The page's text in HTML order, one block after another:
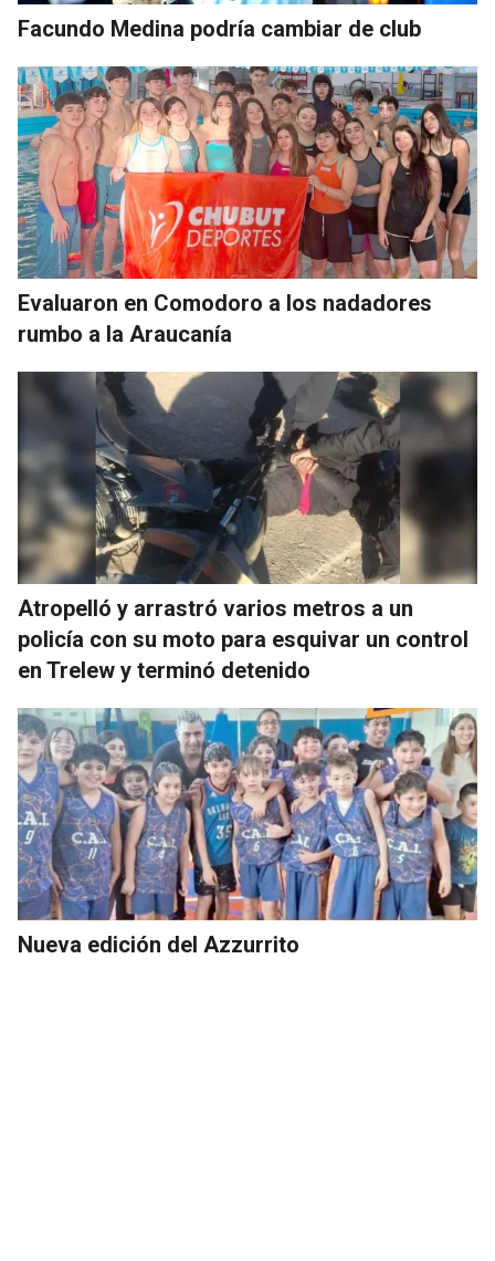
Facundo Medina podría cambiar de club
Evaluaron en Comodoro a los nadadores
rumbo a la Araucanía
Atropelló y arrastró varios metros a un
policía con su moto para esquivar un control
en Trelew y terminó detenido
Nueva edición del Azzurrito